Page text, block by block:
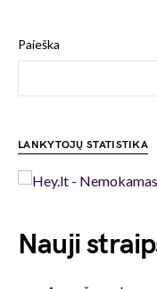
Paieška
LANKYTOJŲ STATISTIKA
Nauji